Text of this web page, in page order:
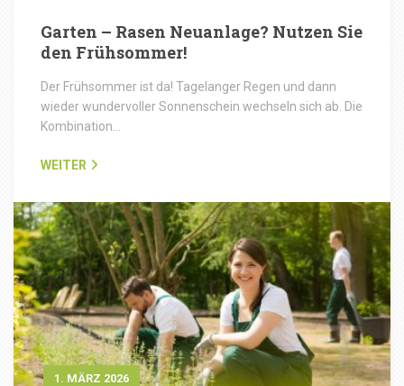
Garten – Rasen Neuanlage? Nutzen Sie
den Frühsommer!
Der Frühsommer ist da! Tagelanger Regen und dann
wieder wundervoller Sonnenschein wechseln sich ab. Die
Kombination…
WEITER
1. MÄRZ 2026